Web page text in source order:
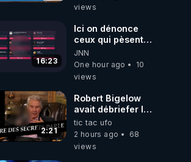
views
16:23
Ici on dénonce
ceux qui pèsent
sur le serveur en
Go
JNN
One hour ago
10
views
2:21
Robert Bigelow
avait débriefer le
pédophile
génocidaire de
donald j trump
tic tac ufo
2 hours ago
68
views